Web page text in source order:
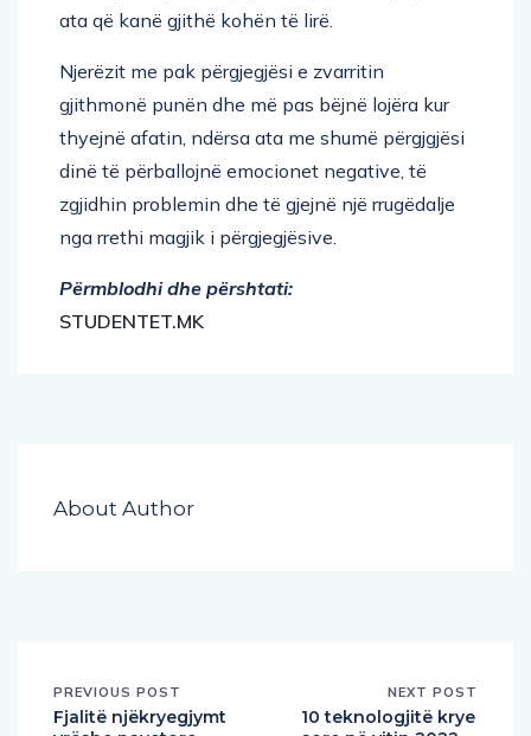
ata që kanë gjithë kohën të lirë.
Njerëzit me pak përgjegjësi e zvarritin
gjithmonë punën dhe më pas bëjnë lojëra kur
thyejnë afatin, ndërsa ata me shumë përgjgjësi
dinë të përballojnë emocionet negative, të
zgjidhin problemin dhe të gjejnë një rrugëdalje
nga rrethi magjik i përgjegjësive.
Përmblodhi dhe përshtati:
STUDENTET.MK
About Author
PREVIOUS POST
Fjalitë njëkryegjymt
NEXT POST
10 teknologjitë krye